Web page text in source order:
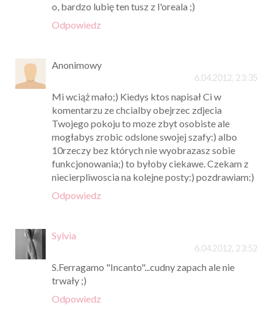
o, bardzo lubię ten tusz z l'oreala ;)
Odpowiedz
Anonimowy
6.04.2012, 23:35
Mi wciąż mało;) Kiedys ktos napisał Ci w
komentarzu ze chcialby obejrzec zdjecia
Twojego pokoju to moze zbyt osobiste ale
mogłabys zrobic odslone swojej szafy:) albo
10rzeczy bez których nie wyobrazasz sobie
funkcjonowania;) to byłoby ciekawe. Czekam z
niecierpliwoscia na kolejne posty:) pozdrawiam:)
Odpowiedz
Sylvia
6.04.2012, 23:52
S.Ferragamo "Incanto"...cudny zapach ale nie
trwały ;)
Odpowiedz